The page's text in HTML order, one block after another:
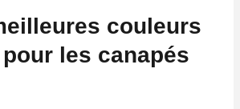
couleurs
les canapés